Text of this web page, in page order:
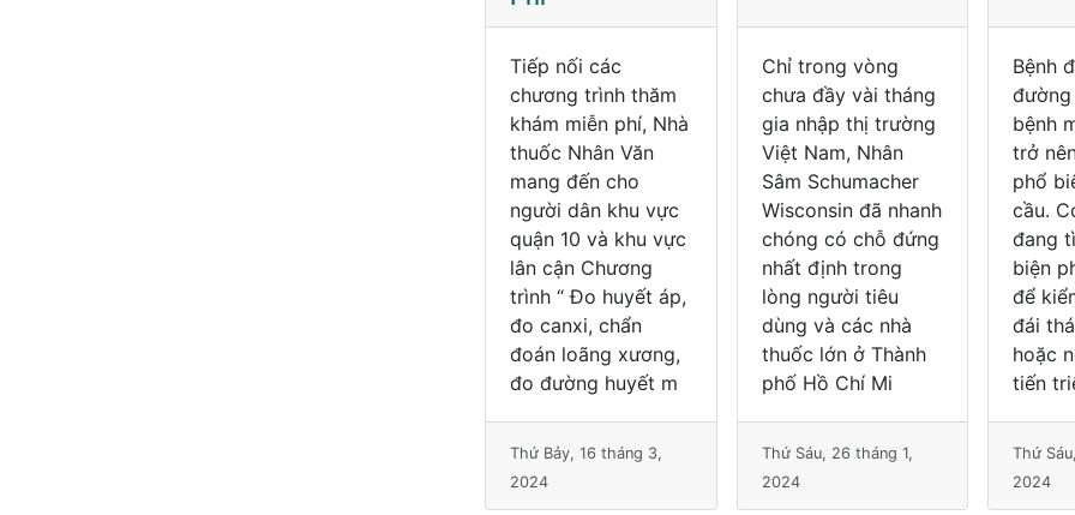
Chỉ trong vòng
chưa đầy vài tháng
gia nhập thị trường
Việt Nam, Nhân
Sâm Schumacher
Wisconsin đã nhanh
chóng có chỗ đứng
nhất định trong
lòng người tiêu
dùng và các nhà
thuốc lớn ở Thành
phố Hồ Chí Mi
Thứ Sáu, 26 tháng 1,
2024
Bệnh đái tháo
đường là một căn
bệnh mạn tính đang
trở nên ngày càng
phổ biến trên toàn
cầu. Con người
đang tìm kiếm các
biện pháp tự nhiên
để kiểm soát bệnh
đái tháo đường
hoặc ngăn ngừa sự
tiến triển
Thứ Sáu, 19 tháng 1,
2024
Đái
một
nếu
hoặc
đúng
thể
biến
trọng,
đến
sống
Hãy
Thuốc
Thứ
2025